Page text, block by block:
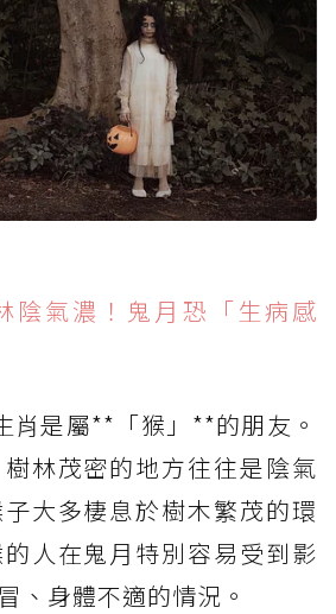
陰氣濃！鬼月恐「生病感
肖是屬**「猴」**的朋友。
林茂密的地方往往是陰氣
大多棲息於樹木繁茂的環
人在鬼月特別容易受到影
、身體不適的情況。